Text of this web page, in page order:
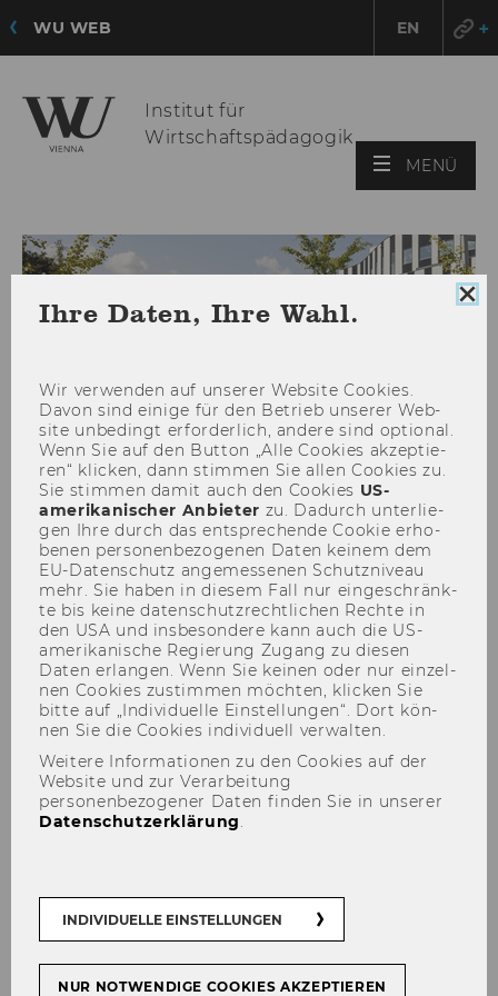
WU WEB EN
Institut für
Wirtschaftspädagogik
MENÜ
Aktuelles
Ihre Daten, Ihre Wahl.
Wir ver­wen­den auf un­se­rer Web­site Coo­kies.
Davon sind ei­ni­ge für den Be­trieb un­se­rer Web­
site un­be­dingt er­for­der­lich, an­de­re sind op­tio­nal.
Wenn Sie auf den But­ton „Alle Coo­kies ak­zep­tie­
ren“ kli­cken, dann stim­men Sie allen Coo­kies zu.
Sie stim­men damit auch den Coo­kies US-​
amerikanischer An­bie­ter zu. Da­durch un­ter­lie­
gen Ihre durch das ent­spre­chen­de Coo­kie er­ho­
be­nen per­so­nen­be­zo­ge­nen Daten kei­nem dem
EU-​Datenschutz an­ge­mes­se­nen Schutz­ni­veau
mehr. Sie haben in die­sem Fall nur ein­ge­schränk­
te bis keine da­ten­schutz­recht­li­chen Rech­te in
den USA und ins­be­son­de­re kann auch die US-​
amerikanische Re­gie­rung Zu­gang zu die­sen
Daten er­lan­gen. Wenn Sie kei­nen oder nur ein­zel­
nen Coo­kies zu­stim­men möch­ten, kli­cken Sie
bitte auf „In­di­vi­du­el­le Ein­stel­lun­gen“. Dort kön­
nen Sie die Coo­kies in­di­vi­du­ell ver­wal­ten.
Weitere Informationen zu den Cookies auf der
Website und zur Verarbeitung
personenbezogener Daten finden Sie in unserer
Datenschutzerklärung
INDIVIDUELLE EINSTELLUNGEN
NUR NOTWENDIGE COOKIES AKZEPTIEREN